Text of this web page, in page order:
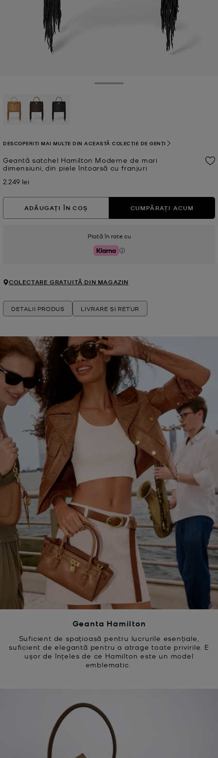
Geantă satchel Hamilton Moderne de mari
dimensiuni, din piele întoarsă cu franjuri
Acum
2.249 lei
DESCOPERIȚI MAI MULTE DIN ACEASTĂ COLECȚIE DE GENȚI
ADĂUGAȚI ÎN COȘ CUMPĂRAȚI ACUM
Plată în rate cu
Klarna
COLECTARE GRATUITĂ DIN MAGAZIN
DETALII PRODUS LIVRARE ȘI RETUR
Geanta Hamilton
Suficient de spațioasă pentru lucrurile esențiale,
suficient de elegantă pentru a atrage toate privirile. E
ușor de înțeles de ce Hamilton este un model
emblematic.